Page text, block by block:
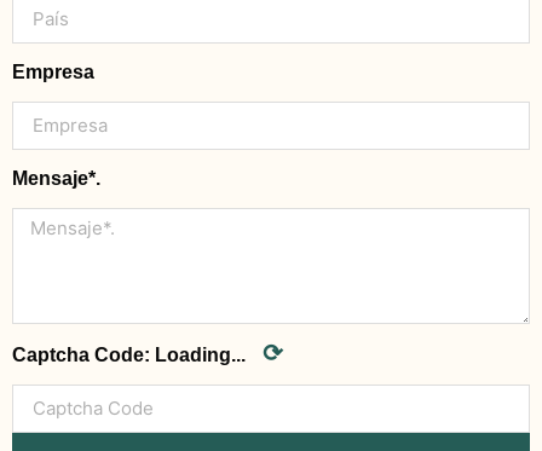
Empresa
Mensaje*.
Captcha Code: Loading... ⟳